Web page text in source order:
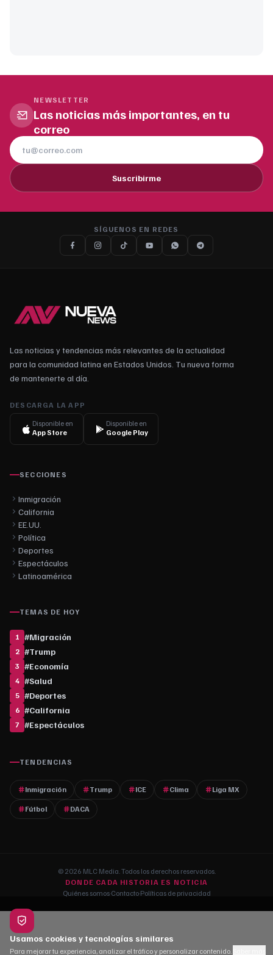
NEWSLETTER
Las noticias más importantes, en tu
correo
Suscribirme
SÍGUENOS EN REDES
Las noticias y tendencias más relevantes de la actualidad
para la comunidad latina en Estados Unidos. Tu nueva forma
de mantenerte al día.
DESCARGA LA APP
Disponible en
App Store
Disponible en
Google Play
SECCIONES
Inmigración
California
EE.UU.
Política
Deportes
Espectáculos
Latinoamérica
TEMAS DE HOY
1 #Migración
2 #Trump
3 #Economía
4 #Salud
5 #Deportes
6 #California
7 #Espectáculos
TENDENCIAS
Inmigración Trump ICE Clima Liga MX
Fútbol DACA
© 2026 MLC Media. Todos los derechos reservados.
DONDE CADA HISTORIA ES NOTICIA
Quiénes somos·Contacto·Políticas de privacidad
Usamos cookies y tecnologías similares
Para mejorar tu experiencia, analizar el tráfico y personalizar contenido.